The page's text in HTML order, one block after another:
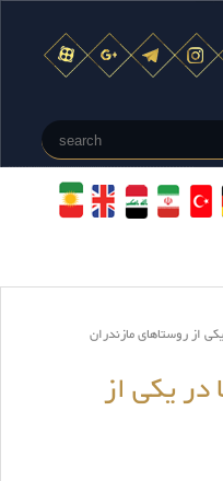
از روستاهای مازندران
یکی از